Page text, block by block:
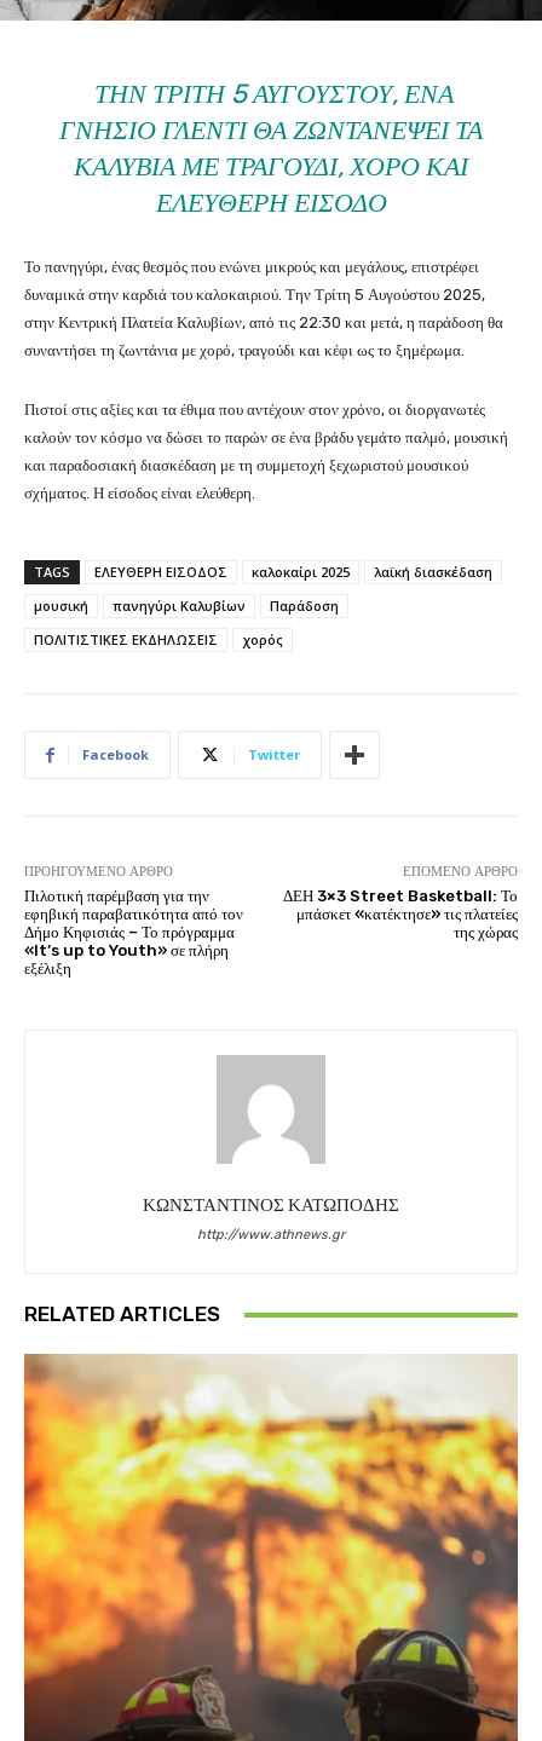
ΤΗΝ ΤΡΊΤΗ 5 ΑΥΓΟΎΣΤΟΥ, ΈΝΑ
ΓΝΉΣΙΟ ΓΛΈΝΤΙ ΘΑ ΖΩΝΤΑΝΈΨΕΙ ΤΑ
ΚΑΛΎΒΙΑ ΜΕ ΤΡΑΓΟΎΔΙ, ΧΟΡΌ ΚΑΙ
ΕΛΕΎΘΕΡΗ ΕΊΣΟΔΟ
Το πανηγύρι, ένας θεσμός που ενώνει μικρούς και μεγάλους, επιστρέφει
δυναμικά στην καρδιά του καλοκαιριού. Την Τρίτη 5 Αυγούστου 2025,
στην Κεντρική Πλατεία Καλυβίων, από τις 22:30 και μετά, η παράδοση θα
συναντήσει τη ζωντάνια με χορό, τραγούδι και κέφι ως το ξημέρωμα.
Πιστοί στις αξίες και τα έθιμα που αντέχουν στον χρόνο, οι διοργανωτές
καλούν τον κόσμο να δώσει το παρών σε ένα βράδυ γεμάτο παλμό, μουσική
και παραδοσιακή διασκέδαση με τη συμμετοχή ξεχωριστού μουσικού
σχήματος. Η είσοδος είναι ελεύθερη.
TAGS ΕΛΕΥΘΕΡΗ ΕΙΣΟΔΟΣ καλοκαίρι 2025
λαϊκή διασκέδαση
μουσική
πανηγύρι Καλυβίων
Παράδοση
ΠΟΛΙΤΙΣΤΙΚΕΣ ΕΚΔΗΛΩΣΕΙΣ
χορός
Facebook Twitter
ΠΡΟΗΓΟΎΜΕΝΟ ΆΡΘΡΟ
Πιλοτική παρέμβαση για την
εφηβική παραβατικότητα από τον
Δήμο Κηφισιάς – Το πρόγραμμα
«It’s up to Youth» σε πλήρη
εξέλιξη
ΕΠΌΜΕΝΟ ΆΡΘΡΟ
ΔΕΗ 3×3 Street Basketball: Το
μπάσκετ «κατέκτησε» τις πλατείες
της χώρας
ΚΩΝΣΤΑΝΤΙΝΟΣ ΚΑΤΩΠΟΔΗΣ
http://www.athnews.gr
RELATED ARTICLES